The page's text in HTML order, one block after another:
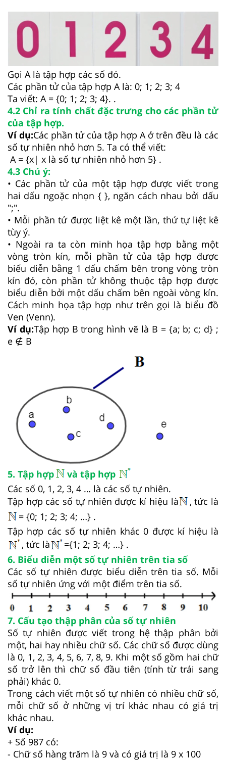
Gọi A là tập hợp các số đó.
Các phần tử của tập hợp A là: 0; 1; 2; 3; 4
Ta viết: A = {0; 1; 2; 3; 4}. .
4.2 Chỉ ra tính chất đặc trưng cho các phần tử
của tập hợp.
Ví dụ:Các phần tử của tập hợp A ở trên đều là các
số tự nhiên nhỏ hơn 5. Ta có thể viết:
A = {x| x là số tự nhiên nhỏ hơn 5} .
4.3 Chú ý:
• Các phần tử của một tập hợp được viết trong
hai dấu ngoặc nhọn { }, ngăn cách nhau bởi dấu
";".
• Mỗi phần tử được liệt kê một lần, thứ tự liệt kê
tùy ý.
• Ngoài ra ta còn minh họa tập hợp bằng một
vòng tròn kín, mỗi phần tử của tập hợp được
biểu diễn bằng 1 dấu chấm bên trong vòng tròn
kín đó, còn phần tử không thuộc tập hợp được
biểu diễn bởi một dấu chấm bên ngoài vòng kín.
Cách minh họa tập hợp như trên gọi là biểu đồ
Ven (Venn).
Ví dụ:Tập hợp B trong hình vẽ là B = {a; b; c; d} ;
e ∉ B
5. Tập hợp
và tập hợp
Các số 0, 1, 2, 3, 4 … là các số tự nhiên.
Tập hợp các số tự nhiên được kí hiệu là
, tức là
= {0; 1; 2; 3; 4; …} .
Tập hợp các số tự nhiên khác 0 được kí hiệu là
, tức là
={1; 2; 3; 4; …} .
6. Biểu diễn một số tự nhiên trên tia số
Các số tự nhiên được biểu diễn trên tia số. Mỗi
số tự nhiên ứng với một điểm trên tia số.
7. Cấu tạo thập phân của số tự nhiên
Số tự nhiên được viết trong hệ thập phân bởi
một, hai hay nhiều chữ số. Các chữ số được dùng
là 0, 1, 2, 3, 4, 5, 6, 7, 8, 9. Khi một số gồm hai chữ
số trở lên thì chữ số đầu tiên (tính từ trái sang
phải) khác 0.
Trong cách viết một số tự nhiên có nhiều chữ số,
mỗi chữ số ở những vị trí khác nhau có giá trị
khác nhau.
Ví dụ:
+ Số 987 có:
- Chữ số hàng trăm là 9 và có giá trị là 9 x 100